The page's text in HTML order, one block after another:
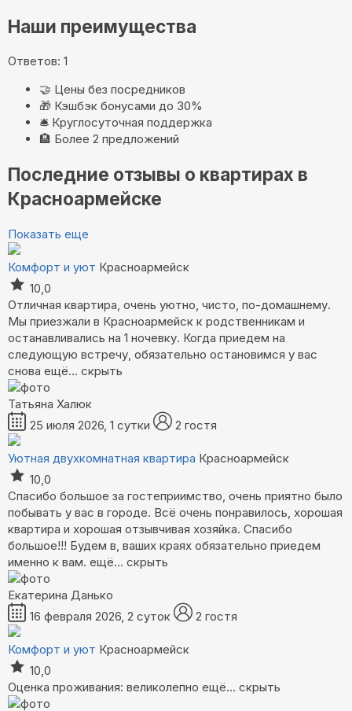
Наши преимущества
Ответов: 1
🤝 Цены без посредников
🎁 Кэшбэк бонусами до 30%
🛎️ Круглосуточная поддержка
🏨 Более 2 предложений
Последние отзывы о квартирах в
Красноармейске
Показать еще
Комфорт и уют Красноармейск
10,0
Отличная квартира, очень уютно, чисто, по-домашнему.
Мы приезжали в Красноармейск к родственникам и
останавливались на 1 ночевку. Когда приедем на
следующую встречу, обязательно остановимся у вас
снова ещё... скрыть
Татьяна Халюк
25 июля 2026, 1 сутки
2 гостя
Уютная двухкомнатная квартира Красноармейск
10,0
Спасибо большое за гостеприимство, очень приятно было
побывать у вас в городе. Всё очень понравилось, хорошая
квартира и хорошая отзывчивая хозяйка. Спасибо
большое!!! Будем в, ваших краях обязательно приедем
именно к вам. ещё... скрыть
Екатерина Данько
16 февраля 2026, 2 суток
2 гостя
Комфорт и уют Красноармейск
10,0
Оценка проживания: великолепно ещё... скрыть